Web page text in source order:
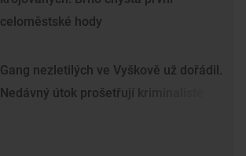
celoměstské hody
Gang nezletilých ve Vyškově už dořádil.
Nedávný útok prošetřují kriminalisté